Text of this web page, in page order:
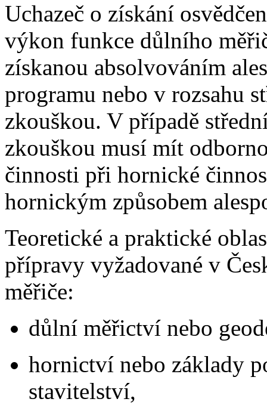
Uchazeč o získání
výkon funkce důlního
získanou absolvováním
programu nebo v rozsahu
zkouškou. V případě
zkouškou musí mít
činnosti při hornické
hornickým způsobem
Teoretické a praktické
přípravy vyžadované v
měřiče:
důlní měřictví nebo
hornictví nebo základy
stavitelství,